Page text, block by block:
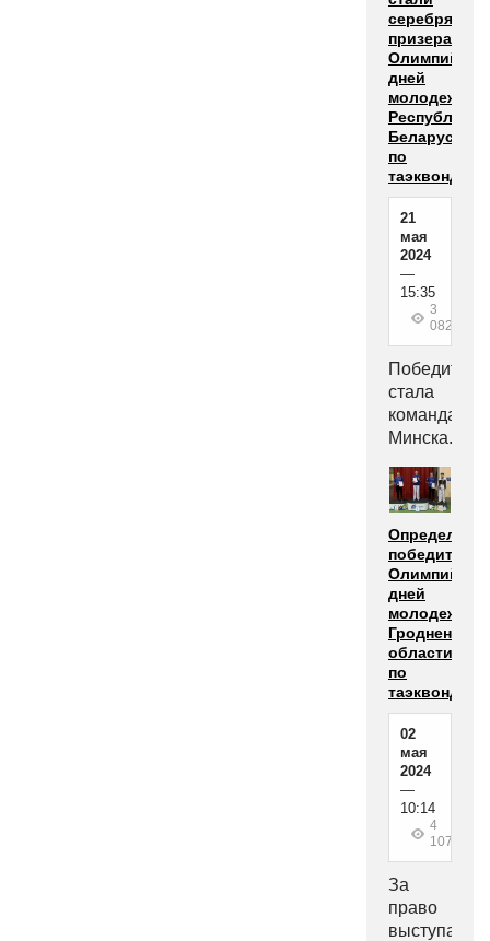
призерами
дней
молодежи
Республики
Беларусь
по
таэквондо
21
мая
2024
—
15:35
3
082
стала
команда
Минска.
Определены
победители
дней
молодежи
Гродненской
области
по
таэквондо
02
мая
2024
—
10:14
4
107
За
право
выступать